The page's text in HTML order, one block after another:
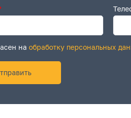
на обработку персональных